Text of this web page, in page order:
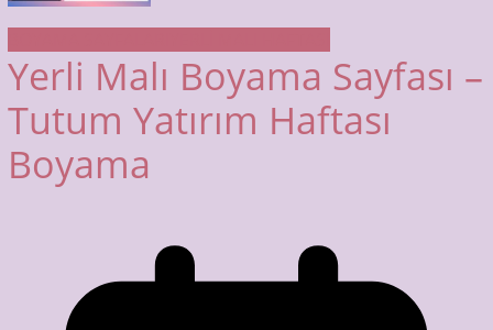
Yerli Malı Boyama Sayfası –
Tutum Yatırım Haftası
Boyama